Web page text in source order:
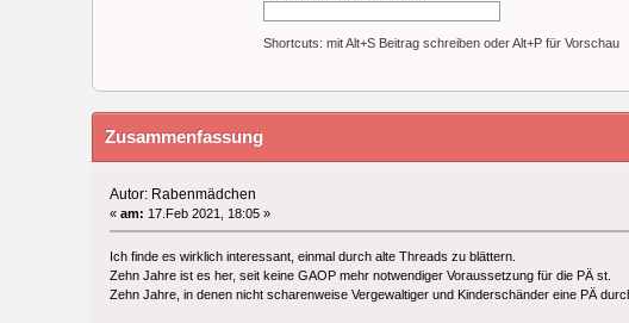
Shortcuts: mit Alt+S Beitrag schreiben oder Alt+P für Vorschau
Zusammenfassung
Autor: Rabenmädchen
«am: 17.Feb 2021, 18:05 »
Ich finde es wirklich interessant, einmal durch alte Threads zu blättern.
Zehn Jahre ist es her, seit keine GAOP mehr notwendiger Voraussetzung für die PÄ st.
Zehn Jahre, in denen nicht scharenweise Vergewaltiger und Kinderschänder eine PÄ